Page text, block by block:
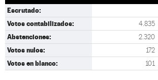
Escrutado:
Votos contabilizados: 4.835
Abstenciones: 2.320
Votos nulos: 172
Votos en blanco: 101